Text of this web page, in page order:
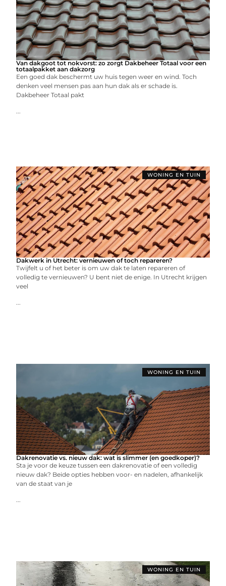
Van dakgoot tot nokvorst: zo zorgt Dakbeheer Totaal voor een
totaalpakket aan dakzorg
Een goed dak beschermt uw huis tegen weer en wind. Toch
denken veel mensen pas aan hun dak als er schade is.
Dakbeheer Totaal pakt
...
WONING EN TUIN
Dakwerk in Utrecht: vernieuwen of toch repareren?
Twijfelt u of het beter is om uw dak te laten repareren of
volledig te vernieuwen? U bent niet de enige. In Utrecht krijgen
veel
...
WONING EN TUIN
Dakrenovatie vs. nieuw dak: wat is slimmer (en goedkoper)?
Sta je voor de keuze tussen een dakrenovatie of een volledig
nieuw dak? Beide opties hebben voor- en nadelen, afhankelijk
van de staat van je
...
WONING EN TUIN